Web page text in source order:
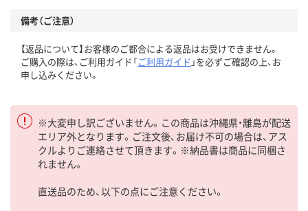
備考（ご注意）
【返品について】お客様のご都合による返品はお受けできません。
ご購入の際は、ご利用ガイド「ご利用ガイド 」を必ずご確認の上、お
申し込みください。
※大変申し訳ございません。この商品は沖縄県・離島が配送
エリア外となります。ご注文後、お届け不可の場合は、アス
クルよりご連絡させて頂きます。※納品書は商品に同梱さ
れません。
直送品のため、以下の点にご注意ください。